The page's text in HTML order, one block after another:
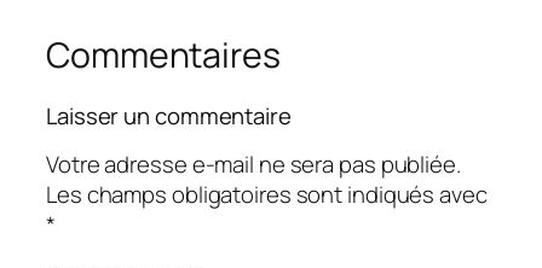
Commentaires
Laisser un commentaire
Votre adresse e-mail ne sera pas publiée.
Les champs obligatoires sont indiqués avec
*